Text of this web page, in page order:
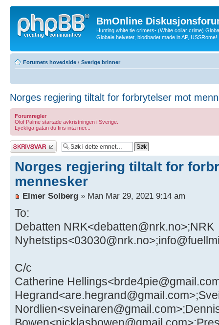
BmOnline
Hunting white tie crimers- (White collar crime)
Globale helvetet, blodbadet made in AP, USSRome!
Forumets hovedside ‹ Sverige brinner
Norges regjering tiltalt for forbrytelser mot
Forumregler
Olof Palme startade avkristningen i Sverige.
Lyckliga gatan du fins inta mer...
Skriv et svar
Norges regjering tiltalt for
mennesker
Elmer Solberg » Man Mar 29, 2021 9:14 am
To:
Debatten NRK<debatten@nrk.no>;NRK
C/c
Catherine